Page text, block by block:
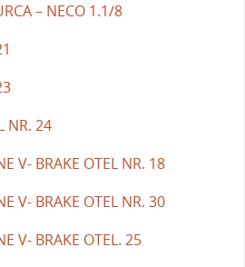
– NECO 1.1/8
NR. 24
V- BRAKE OTEL NR. 18
V- BRAKE OTEL NR. 30
V- BRAKE OTEL. 25